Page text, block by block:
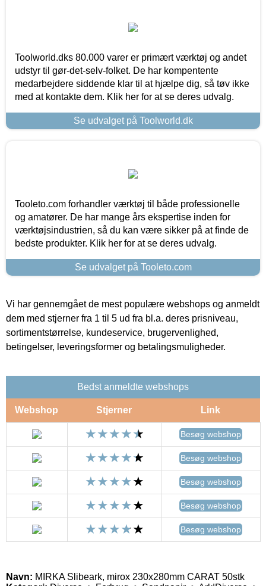
Toolworld.dks 80.000 varer er primært værktøj og andet
udstyr til gør-det-selv-folket. De har kompentente
medarbejdere siddende klar til at hjælpe dig, så tøv ikke
med at kontakte dem. Klik her for at se deres udvalg.
Se udvalget på Toolworld.dk
Tooleto.com forhandler værktøj til både professionelle
og amatører. De har mange års ekspertise inden for
værktøjsindustrien, så du kan være sikker på at finde de
bedste produkter. Klik her for at se deres udvalg.
Se udvalget på Tooleto.com
Vi har gennemgået de mest populære webshops og anmeldt
dem med stjerner fra 1 til 5 ud fra bl.a. deres prisniveau,
sortimentstørrelse, kundeservice, brugervenlighed,
betingelser, leveringsformer og betalingsmuligheder.
Bedst anmeldte webshops
Webshop Stjerner Link
Besøg webshop
Besøg webshop
Besøg webshop
Besøg webshop
Besøg webshop
Navn: MIRKA Slibeark, mirox 230x280mm CARAT 50stk